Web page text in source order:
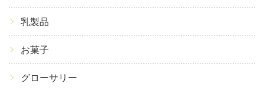
乳製品
お菓子
グローサリー